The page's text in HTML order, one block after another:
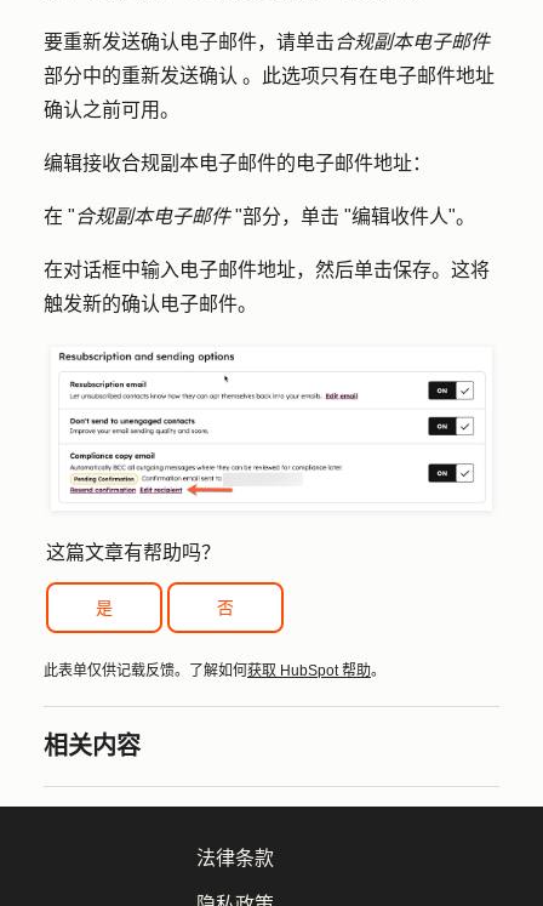
要重新发送确认电子邮件，请单击合规副本电子邮件
部分中的重新发送确认 。此选项只有在电子邮件地址
确认之前可用。
编辑接收合规副本电子邮件的电子邮件地址：
在 "合规副本电子邮件"部分，单击 "编辑收件人"。
在对话框中输入 电子邮件地址，然后单击保存。这将
触发新的确认电子邮件。
这篇文章有帮助吗？
是 否
此表单仅供记载反馈。了解如何获取 HubSpot 帮助。
相关内容
法律条款